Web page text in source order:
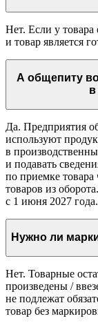
Нет. Если у товара
и товар является
А общепиту
Да. Предприятия
используют
в
и подавать
по приемке
товаров из
с 1 июня 2027 года.
Нужно ли
Нет. Товарные
произведены /
не подлежат
товар без